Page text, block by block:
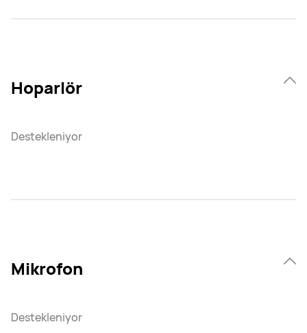
Hoparlör
Destekleniyor
Mikrofon
Destekleniyor